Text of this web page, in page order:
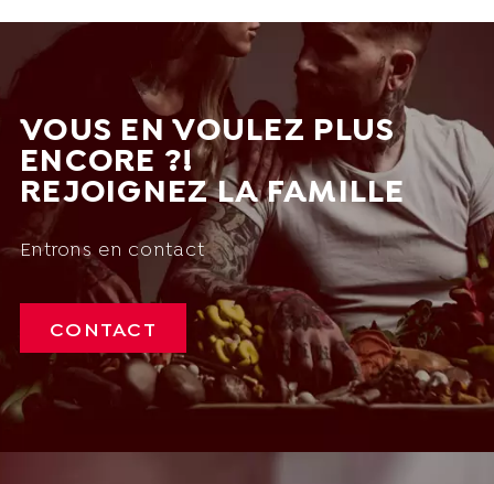
VOUS EN VOULEZ PLUS
ENCORE ?!
REJOIGNEZ LA FAMILLE
Entrons en contact
CONTACT